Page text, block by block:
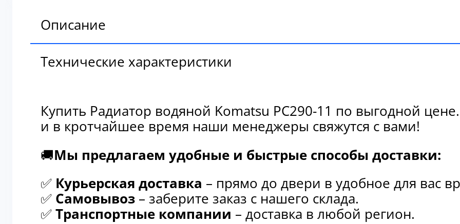
Описание
Технические характеристики
Купить Радиатор водяной Komatsu PC290-11 по выгодной
и в кротчайшее время наши менеджеры свяжутся с вами!
🚚Мы предлагаем удобные и быстрые способы доставки:
✅ Курьерская доставка – прямо до двери в удобное для вас
✅ Самовывоз – заберите заказ с нашего склада.
✅ Транспортные компании – доставка в любой регион.